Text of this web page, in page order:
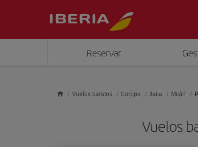
Reservar
Vuelos baratos Europa Italia Milán
Vuelos